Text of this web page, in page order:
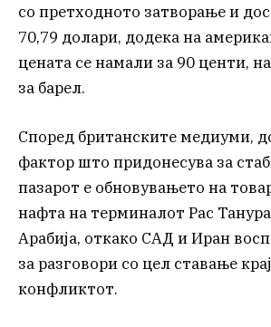
со претходното затворање и
70,79 долари, додека на
цената се намали за 90 центи,
за барел.
Според британските медиуми,
фактор што придонесува за
пазарот е обновувањето на
нафта на терминалот Рас
Арабија, откако САД и Иран
за разговори со цел ставање
конфликтот.